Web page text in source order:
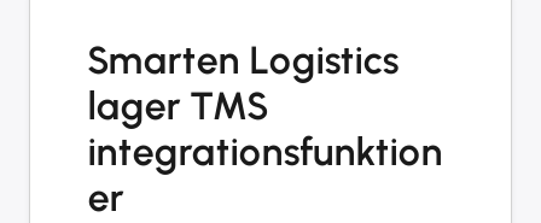
Smarten Logistics
lager TMS
integrationsfunktion
er